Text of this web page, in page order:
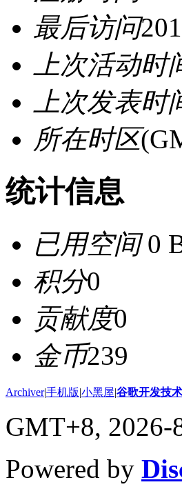
最后访问
上次活动时
上次发表时
所在时区
统计信息
已用空间0
积分0
贡献度0
金币239
Archiver|手机版|小黑屋|谷歌开发技
GMT+8, 2026-
Powered by